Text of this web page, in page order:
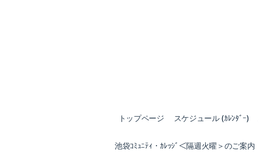
トップページ スケジュール (ｶﾚﾝﾀﾞｰ)
池袋ｺﾐｭﾆﾃｨ・ｶﾚｯｼﾞ＜隔週火曜＞のご案内